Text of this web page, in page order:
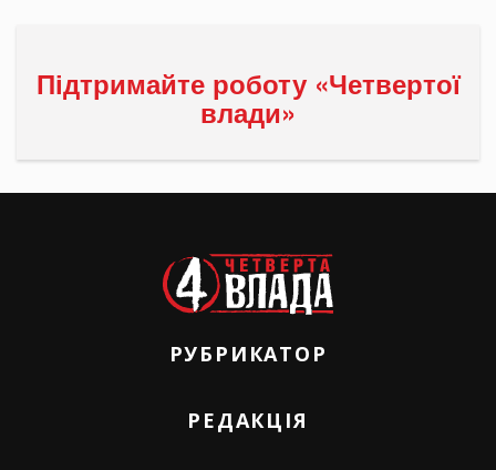
Підтримайте роботу «Четвертої
влади»
РУБРИКАТОР
РЕДАКЦІЯ